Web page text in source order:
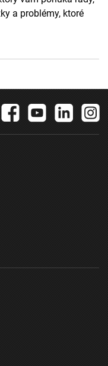
a problémy, ktoré